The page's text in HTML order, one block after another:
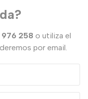
976 258 o utiliza el
por email.